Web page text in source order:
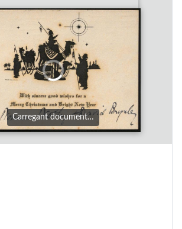
Carregant document…